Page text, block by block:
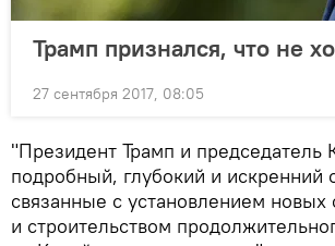
Трамп признался, что не
27 сентября 2017, 08:05
"Президент Трамп и
подробный, глубокий и искренний
связанные с установлением
и строительством